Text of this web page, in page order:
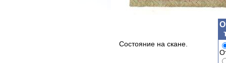
Состояние на скане.